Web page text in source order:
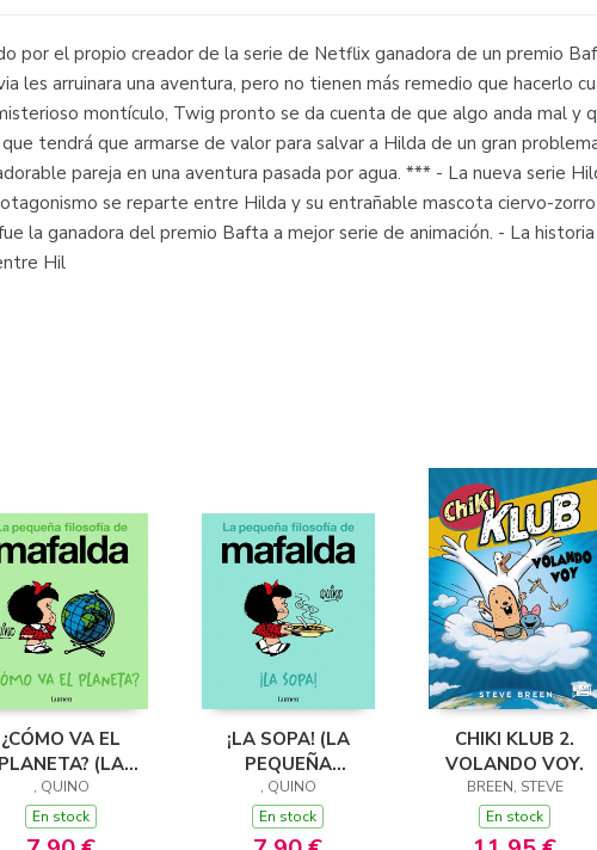
por el propio creador de la serie de Netflix ganadora de un premio
les arruinara una aventura, pero no tienen más remedio que hacerlo
montículo, Twig pronto se da cuenta de que algo anda mal y
tendrá que armarse de valor para salvar a Hilda de un gran
pareja en una aventura pasada por agua. *** - La nueva serie
se reparte entre Hilda y su entrañable mascota ciervo-
la ganadora del premio Bafta a mejor serie de animación. - La
Hil
¿CÓMO VA EL
PLANETA? (LA
PEQUEÑA
FILOSOFÍA DE
MAFALDA)
, QUINO
En stock
¡LA SOPA! (LA
PEQUEÑA
FILOSOFÍA DE
MAFALDA)
, QUINO
En stock
CHIKI KLUB 2.
VOLANDO VOY.
BREEN, STEVE
En stock